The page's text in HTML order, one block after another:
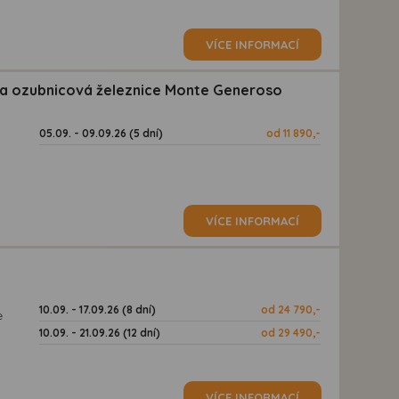
VÍCE INFORMACÍ
a ozubnicová železnice Monte Generoso
05.09. - 09.09.26 (5 dní) od 11 890,-
VÍCE INFORMACÍ
10.09. - 17.09.26 (8 dní)
od 24 790,-
10.09. - 21.09.26 (12 dní)
od 29 490,-